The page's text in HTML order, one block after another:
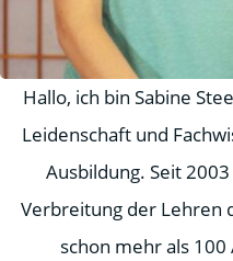
Hallo, ich bin Sabine
Leidenschaft und
Ausbildung. Seit
Verbreitung der Lehren
schon mehr als